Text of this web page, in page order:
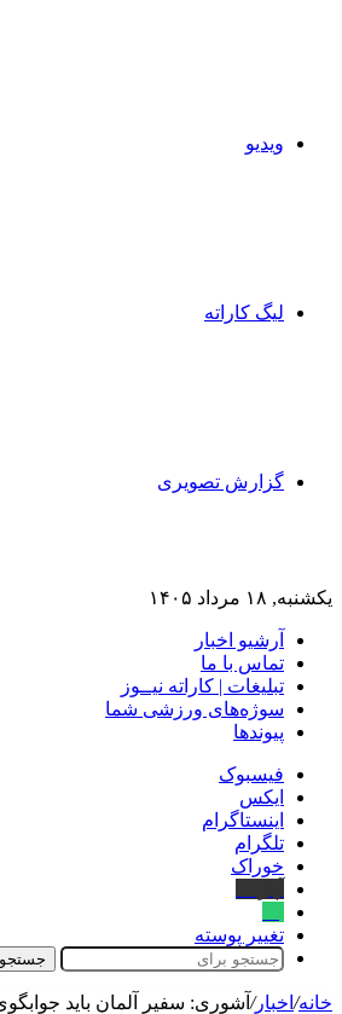
ویدیو
لیگ کاراته
گزارش تصویری
یکشنبه, ۱۸ مرداد ۱۴۰۵
آرشیو اخبار
تماس‌ با‌ ما
تبلیغات | کاراته نیــوز
سوژه‌های ورزشی شما
پیوندها
فیسبوک
ایکس
اینستاگرام
تلگرام
خوراک
تغییر پوسته
خانه/ اخبار/ آشوری: سفیر آلمان باید